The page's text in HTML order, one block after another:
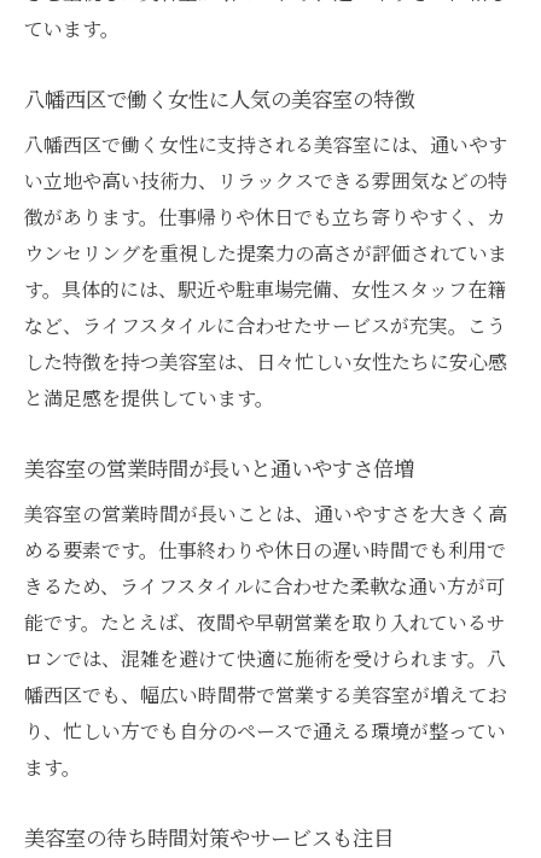
ています。
八幡西区で働く女性に人気の美容室の特徴
八幡西区で働く女性に支持される美容室には、通いやす
い立地や高い技術力、リラックスできる雰囲気などの特
徴があります。仕事帰りや休日でも立ち寄りやすく、カ
ウンセリングを重視した提案力の高さが評価されていま
す。具体的には、駅近や駐車場完備、女性スタッフ在籍
など、ライフスタイルに合わせたサービスが充実。こう
した特徴を持つ美容室は、日々忙しい女性たちに安心感
と満足感を提供しています。
美容室の営業時間が長いと通いやすさ倍増
美容室の営業時間が長いことは、通いやすさを大きく高
める要素です。仕事終わりや休日の遅い時間でも利用で
きるため、ライフスタイルに合わせた柔軟な通い方が可
能です。たとえば、夜間や早朝営業を取り入れているサ
ロンでは、混雑を避けて快適に施術を受けられます。八
幡西区でも、幅広い時間帯で営業する美容室が増えてお
り、忙しい方でも自分のペースで通える環境が整ってい
ます。
美容室の待ち時間対策やサービスも注目